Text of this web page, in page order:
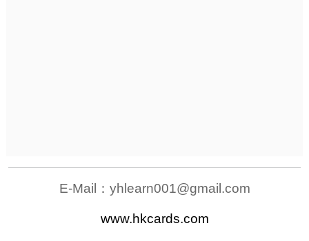
E-Mail： yhlearn001@gmail.com
www.hkcards.com